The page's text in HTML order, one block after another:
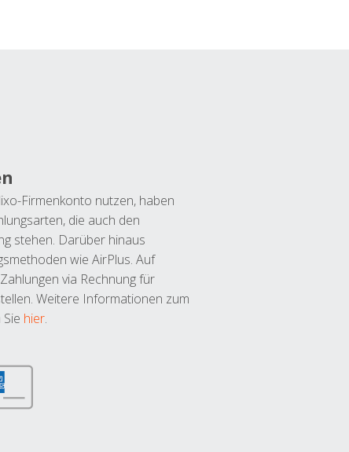
Firmenkonto nutzen, haben
die auch den
stehen. Darüber hinaus
wie AirPlus. Auf
via Rechnung für
Weitere Informationen zum
hier.